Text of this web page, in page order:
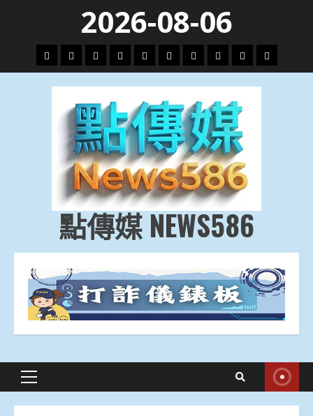
content
2026-08-06
頭
條
財
經
地
方.
會
文
教.
技
專
題
娛
樂
劇
政
治
國
際
運
動
生
活
點傳媒 NEWS586
Primary